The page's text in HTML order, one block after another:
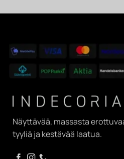
Näyttävää, massasta
tyyliä ja kestävää laatua.